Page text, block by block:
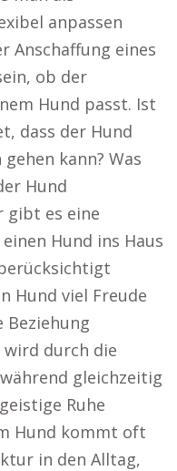
anpassen
Anschaffung eines
ob der
Hund passt. Ist
dass der Hund
kann? Was
Hund
gibt es eine
Hund ins Haus
Hund viel Freude
Beziehung
wird durch die
gleichzeitig
Ruhe
Hund kommt oft
in den Alltag,